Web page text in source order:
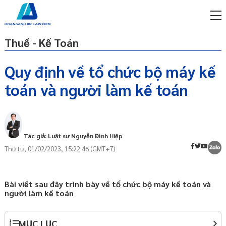
Thuế - Kế Toán
Quy định về tổ chức bộ máy kế
toán và người làm kế toán
Tác giả: Luật sư Nguyễn Đình Hiệp
Thứ tư, 01/02/2023, 15:22:46 (GMT+7)
Bài viết sau đây trình bày về tổ chức bộ máy kế toán và
người làm kế toán
MỤC LỤC
Kế toán là gì?
Trách nhiệm của người đại diện theo
pháp luật của đơn vị kế toán
người làm kế toán
phí qua zalo
sư trực tuyến online
ty/doanh nghiệp
gói
phí qua zalo
ty/doanh nghiệp
gói
ty/doanh nghiệp
gói